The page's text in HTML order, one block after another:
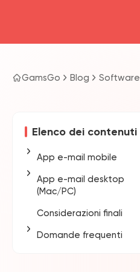
GamsGo Blog Software
Elenco dei contenuti
App e-mail mobile
Gmail
App e-mail desktop
(Mac/PC)
Gmail
Outlook 20XX
Considerazioni finali
Domande frequenti